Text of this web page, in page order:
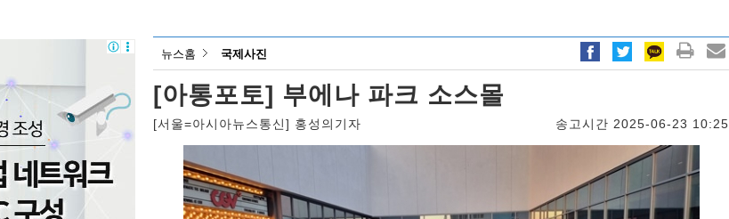
뉴스홈 국제사진
[아통포토] 부에나 파크 소스몰
[서울=아시아뉴스통신] 홍성의기자 송고시간 2025-06-23 10:25